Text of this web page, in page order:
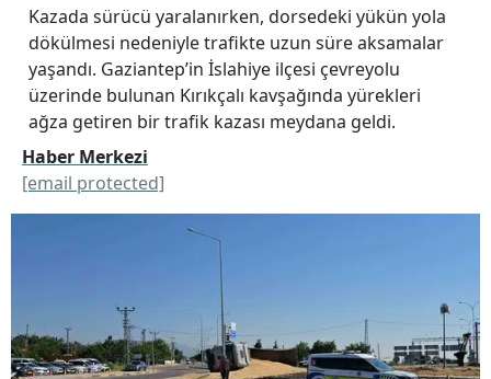
Kazada sürücü yaralanırken, dorsedeki yükün yola
dökülmesi nedeniyle trafikte uzun süre aksamalar
yaşandı. Gaziantep’in İslahiye ilçesi çevreyolu
üzerinde bulunan Kırıkçalı kavşağında yürekleri
ağza getiren bir trafik kazası meydana geldi.
Haber Merkezi
[email protected]